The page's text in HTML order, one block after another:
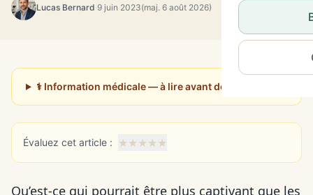
Lucas Bernard·9 juin 2023(maj. 6 août 2026)
⚕️ Information médicale — à lire avant de poursuivre
Évaluez cet article : ★★★★★
Qu’est-ce qui pourrait être plus captivant que les